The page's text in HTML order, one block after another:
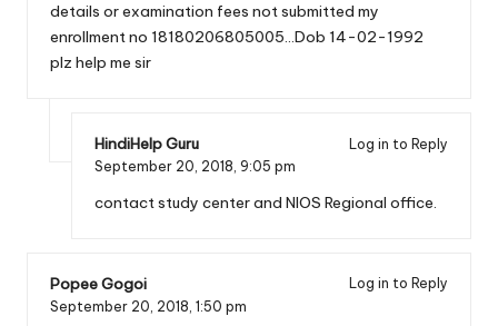
details or examination fees not submitted my
enrollment no 18180206805005…Dob 14-02-1992
plz help me sir
HindiHelp Guru
Log in to Reply
September 20, 2018, 9:05 pm
contact study center and NIOS Regional office.
Popee Gogoi
Log in to Reply
September 20, 2018, 1:50 pm